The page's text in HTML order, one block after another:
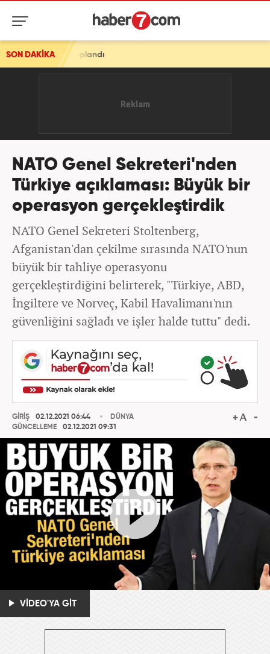
SON DAKİKA
NATO Genel Sekreteri'nden
Türkiye açıklaması: Büyük bir
operasyon gerçekleştirdik
NATO Genel Sekreteri Stoltenberg,
Afganistan'dan çekilme sırasında NATO'nun
büyük bir tahliye operasyonu
gerçekleştirdiğini belirterek, "Türkiye, ABD,
İngiltere ve Norveç, Kabil Havalimanı'nın
güvenliğini sağladı ve işler halde tuttu" dedi.
GİRİŞ
02.12.2021 06:44
GÜNCELLEME
02.12.2021 09:31
DÜNYA
VİDEO'YA GİT